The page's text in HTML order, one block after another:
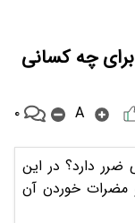
چه کسانی
A ۰
دارد؟ در این
و مضرات خوردن آن